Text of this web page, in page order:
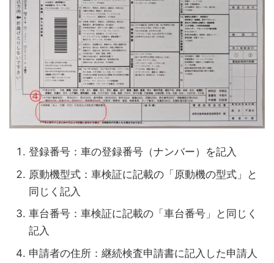
登録番号：車の登録番号（ナンバー）を記入
原動機型式：車検証に記載の「原動機の型式」と
同じく記入
車台番号：車検証に記載の「車台番号」と同じく
記入
申請者の住所：継続検査申請書に記入した申請人